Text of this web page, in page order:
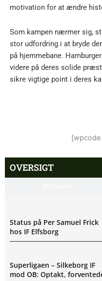
motivation for at ændre
Som kampen nærmer sig,
stor udfordring i at bryde
på hjemmebane.
videre på deres solide
sikre vigtige point i deres
OVERSIGT
Status på Per Samuel Frick
hos IF Elfsborg
Superligaen – Silkeborg IF
mod OB: Optakt,